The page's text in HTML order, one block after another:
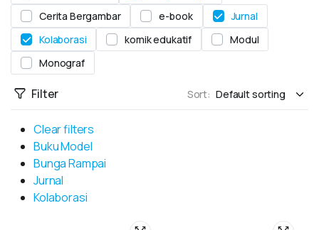
Cerita Bergambar
e-book
Jurnal
Kolaborasi
komik edukatif
Modul
Monograf
Filter Sort:
Clear filters
Buku Model
Bunga Rampai
Jurnal
Kolaborasi